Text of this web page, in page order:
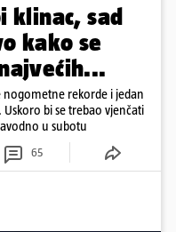
klinac, sad
kako se
nogometne rekorde i jedan
bi se trebao vjenčati
u subotu
65